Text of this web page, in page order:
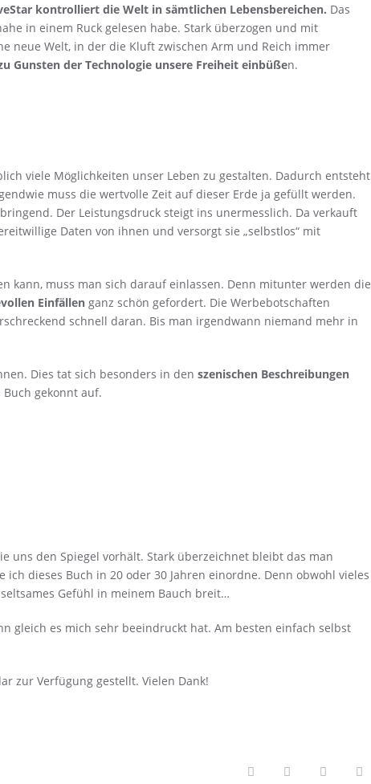
kontrolliert die Welt in sämtlichen Lebensbereichen. Das
in einem Ruck gelesen habe. Stark überzogen und mit
neue Welt, in der die Kluft zwischen Arm und Reich immer
Gunsten der Technologie unsere Freiheit einbüßen.
viele Möglichkeiten unser Leben zu gestalten. Dadurch entsteht
muss die wertvolle Zeit auf dieser Erde ja gefüllt werden.
Der Leistungsdruck steigt ins unermesslich. Da verkauft
Daten von ihnen und versorgt sie „selbstlos“ mit
kann, muss man sich darauf einlassen. Denn mitunter werden die
Einfällen ganz schön gefordert. Die Werbebotschaften
schnell daran. Bis man irgendwann niemand mehr in
Dies tat sich besonders in den szenischen Beschreibungen
gekonnt auf.
uns den Spiegel vorhält. Stark überzeichnet bleibt das man
ich dieses Buch in 20 oder 30 Jahren einordne. Denn obwohl vieles
Gefühl in meinem Bauch breit…
gleich es mich sehr beeindruckt hat. Am besten einfach selbst
zur Verfügung gestellt. Vielen Dank!